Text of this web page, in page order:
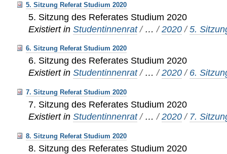
5. Sitzung Referat Studium 2020
5. Sitzung des Referates Studium 2020
Existiert in Studentinnenrat / …/2020 /5.
6. Sitzung Referat Studium 2020
6. Sitzung des Referates Studium 2020
Existiert in Studentinnenrat / …/2020 / 6.
7. Sitzung Referat Studium 2020
7. Sitzung des Referates Studium 2020
Existiert in Studentinnenrat / …/2020 / 7.
8. Sitzung Referat Studium 2020
8. Sitzung des Referates Studium 2020